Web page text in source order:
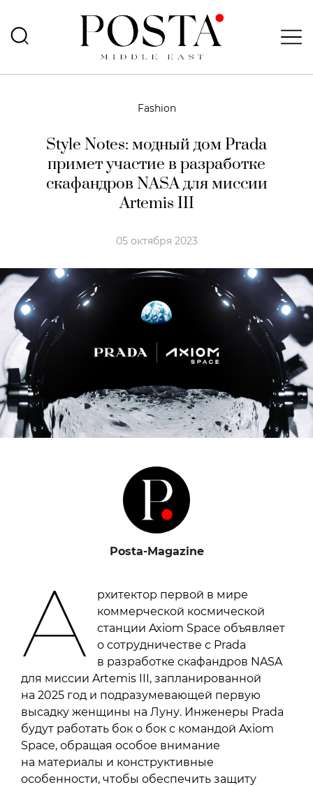
Fashion
Style Notes: модный дом Prada
примет участие в разработке
скафандров NASA для миссии
Artemis III
05 октября 2023
Posta-Magazine
А
рхитектор первой в мире
коммерческой космической
станции Axiom Space объявляет
о сотрудничестве с Prada
в разработке скафандров NASA
для миссии Artemis III, запланированной
на 2025 год и подразумевающей первую
высадку женщины на Луну. Инженеры Prada
будут работать бок о бок с командой Axiom
Space, обращая особое внимание
на материалы и конструктивные
особенности, чтобы обеспечить защиту